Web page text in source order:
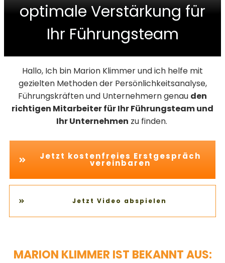
optimale Verstärkung für
Ihr Führungsteam
Hallo, Ich bin Marion Klimmer und ich helfe mit
gezielten Methoden der Persönlichkeitsanalyse,
Führungskräften und Unternehmern genau den
richtigen Mitarbeiter für Ihr Führungsteam und
Ihr Unternehmen zu finden.
Jetzt kostenfreies Erstgespräch
vereinbaren
Jetzt Video abspielen
MARION KLIMMER IST BEKANNT AUS: